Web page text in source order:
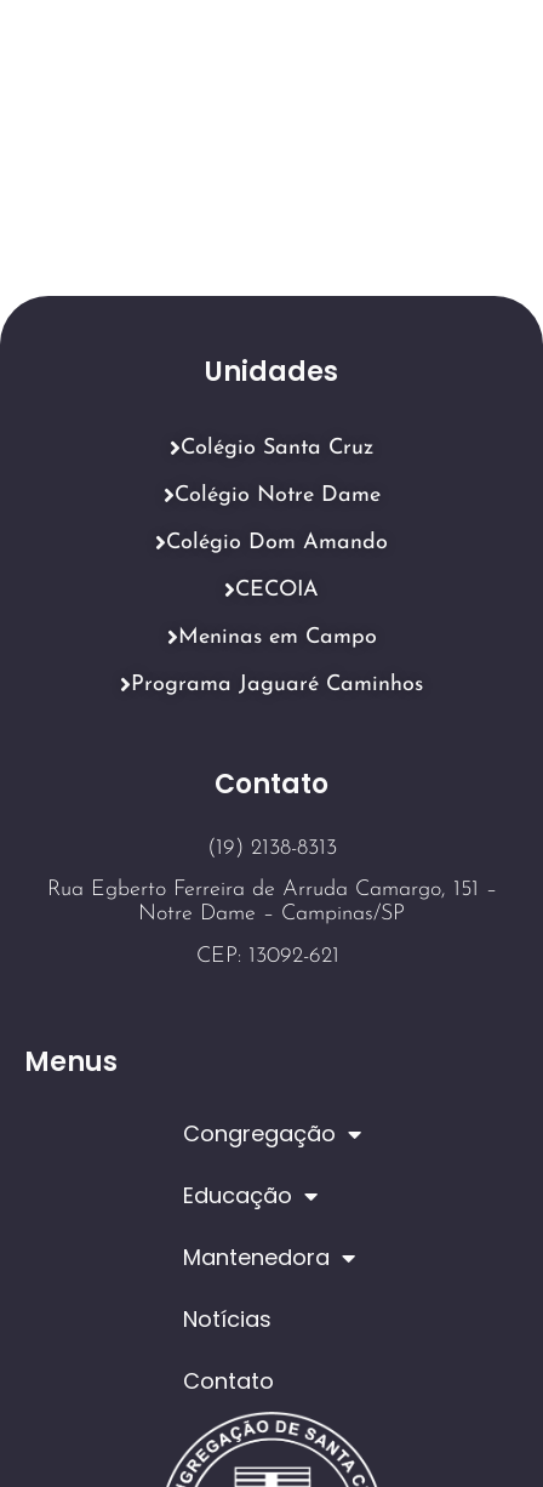
Contato
(19) 2138-8313
Rua Egberto Ferreira de Arruda Camargo, 151 –
Notre Dame – Campinas/SP
CEP: 13092-621
Menus
Congregação
Educação
Mantenedora
Notícias
Contato
Unidades
Colégio Santa Cruz
Colégio Notre Dame
Colégio Dom Amando
CECOIA
Meninas em Campo
Programa Jaguaré Caminhos